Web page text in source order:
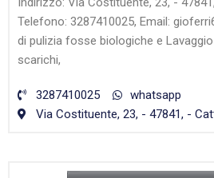
Telefono: 3287410025, Email:
di pulizia fosse biologiche e
scarichi,
3287410025
whatsapp
Via Costituente, 23, - 47841, -